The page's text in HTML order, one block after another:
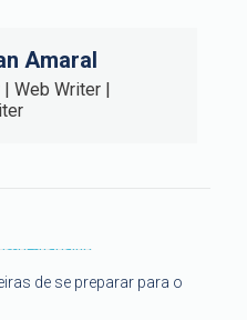
Amaral
| Web Writer |
de se preparar para o